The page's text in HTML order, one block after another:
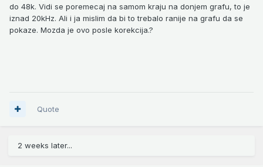
do 48k. Vidi se poremecaj na samom kraju na donjem grafu, to je
iznad 20kHz. Ali i ja mislim da bi to trebalo ranije na grafu da se
pokaze. Mozda je ovo posle korekcija.?
Quote
2 weeks later...